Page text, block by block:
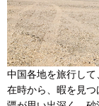
中国各地を旅行し
在時から、暇を見